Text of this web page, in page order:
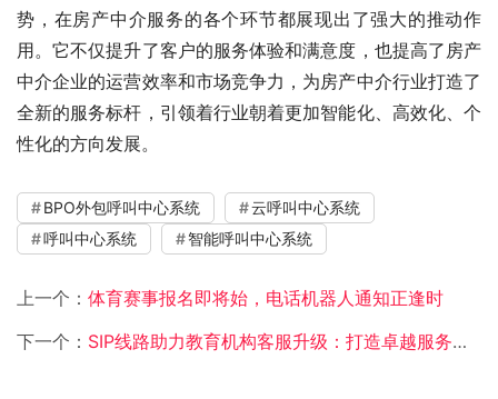
势，在房产中介服务的各个环节都展现出了强大的推动作
用。它不仅提升了客户的服务体验和满意度，也提高了房产
中介企业的运营效率和市场竞争力，为房产中介行业打造了
全新的服务标杆，引领着行业朝着更加智能化、高效化、个
性化的方向发展。
BPO外包呼叫中心系统
云呼叫中心系统
呼叫中心系统
智能呼叫中心系统
上一个： 体育赛事报名即将始，电话机器人通知正逢时
下一个： SIP线路助力教育机构客服升级：打造卓越服务体验